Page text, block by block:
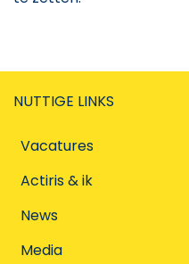
NUTTIGE LINKS
Vacatures
Actiris & ik
News
Media